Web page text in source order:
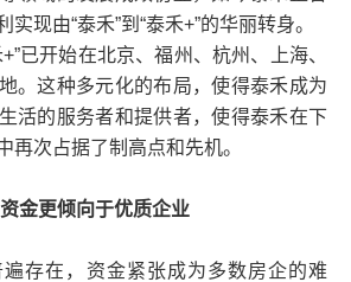
现由“泰禾”到“泰禾+”的华丽转身。
开始在北京、福州、杭州、上海、
。这种多元化的布局，使得泰禾成为
活的服务者和提供者，使得泰禾在下
再次占据了制高点和先机。
金更倾向于优质企业
在，资金紧张成为多数房企的难